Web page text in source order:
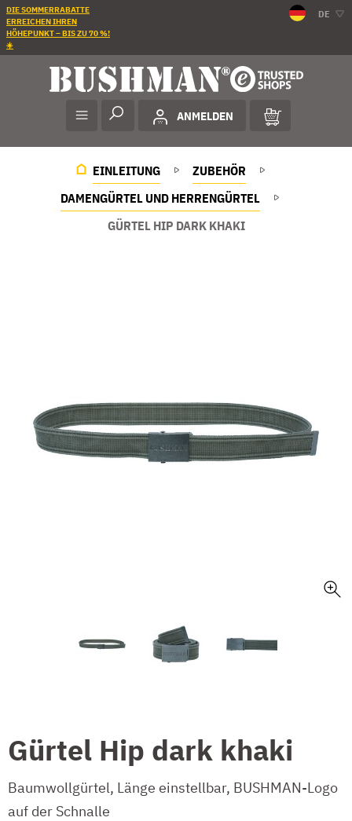
DIE SOMMERRABATTE
ERREICHEN IHREN
HÖHEPUNKT – BIS ZU 70 %!
☀️
DE
ANMELDEN
EINLEITUNG
ZUBEHÖR
DAMENGÜRTEL UND HERRENGÜRTEL
GÜRTEL HIP DARK KHAKI
Gürtel Hip dark khaki
Baumwollgürtel, Länge einstellbar, BUSHMAN-Logo
auf der Schnalle